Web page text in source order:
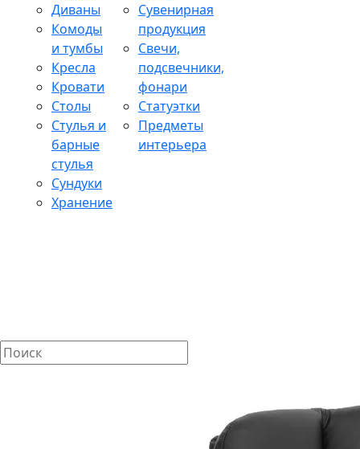
Диваны
Комоды
и тумбы
Кресла
Кровати
Столы
Стулья и
барные
стулья
Сундуки
Хранение
Сувенирная
продукция
Свечи,
подсвечники,
фонари
Статуэтки
Предметы
интерьера